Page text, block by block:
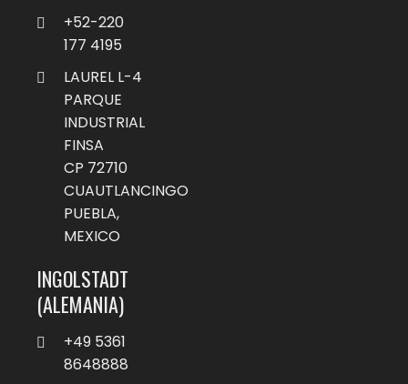
+52-220
177 4195
LAUREL L-4
PARQUE
INDUSTRIAL
FINSA
CP 72710
CUAUTLANCINGO
PUEBLA,
MEXICO
INGOLSTADT
(ALEMANIA)
+49 5361
8648888